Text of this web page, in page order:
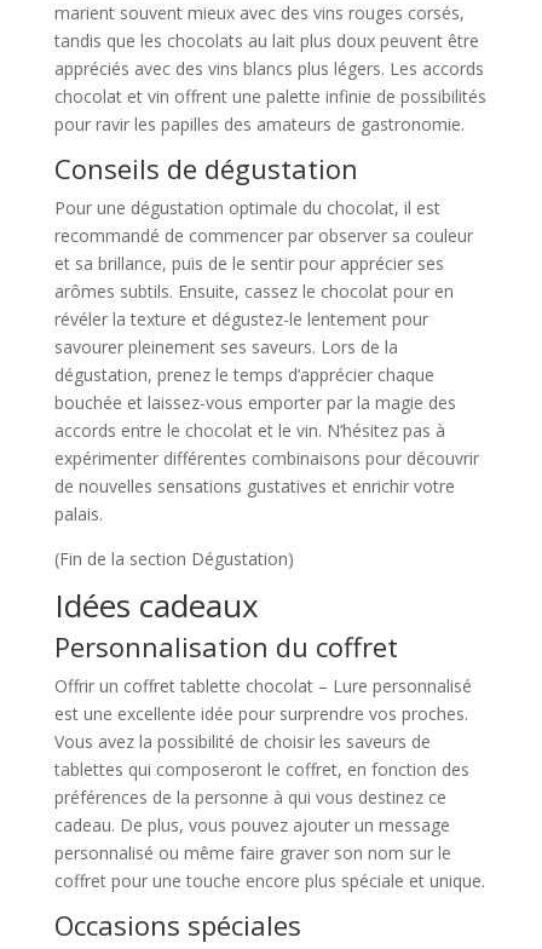
marient souvent mieux avec des vins rouges corsés,
tandis que les chocolats au lait plus doux peuvent être
appréciés avec des vins blancs plus légers. Les accords
chocolat et vin offrent une palette infinie de possibilités
pour ravir les papilles des amateurs de gastronomie.
Conseils de dégustation
Pour une dégustation optimale du chocolat, il est
recommandé de commencer par observer sa couleur
et sa brillance, puis de le sentir pour apprécier ses
arômes subtils. Ensuite, cassez le chocolat pour en
révéler la texture et dégustez-le lentement pour
savourer pleinement ses saveurs. Lors de la
dégustation, prenez le temps d’apprécier chaque
bouchée et laissez-vous emporter par la magie des
accords entre le chocolat et le vin. N’hésitez pas à
expérimenter différentes combinaisons pour découvrir
de nouvelles sensations gustatives et enrichir votre
palais.
(Fin de la section Dégustation)
Idées cadeaux
Personnalisation du coffret
Offrir un coffret tablette chocolat – Lure personnalisé
est une excellente idée pour surprendre vos proches.
Vous avez la possibilité de choisir les saveurs de
tablettes qui composeront le coffret, en fonction des
préférences de la personne à qui vous destinez ce
cadeau. De plus, vous pouvez ajouter un message
personnalisé ou même faire graver son nom sur le
coffret pour une touche encore plus spéciale et unique.
Occasions spéciales